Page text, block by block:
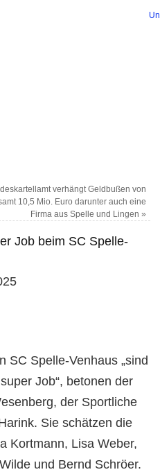
verhängt Geldbußen von
10,5 Mio. Euro darunter auch eine
Firma aus Spelle und Lingen»
Job beim SC Spelle-
SC Spelle-Venhaus „sind
Job“, betonen der
der Sportliche
Sie schätzen die
Kortmann, Lisa Weber,
und Bernd Schröer.